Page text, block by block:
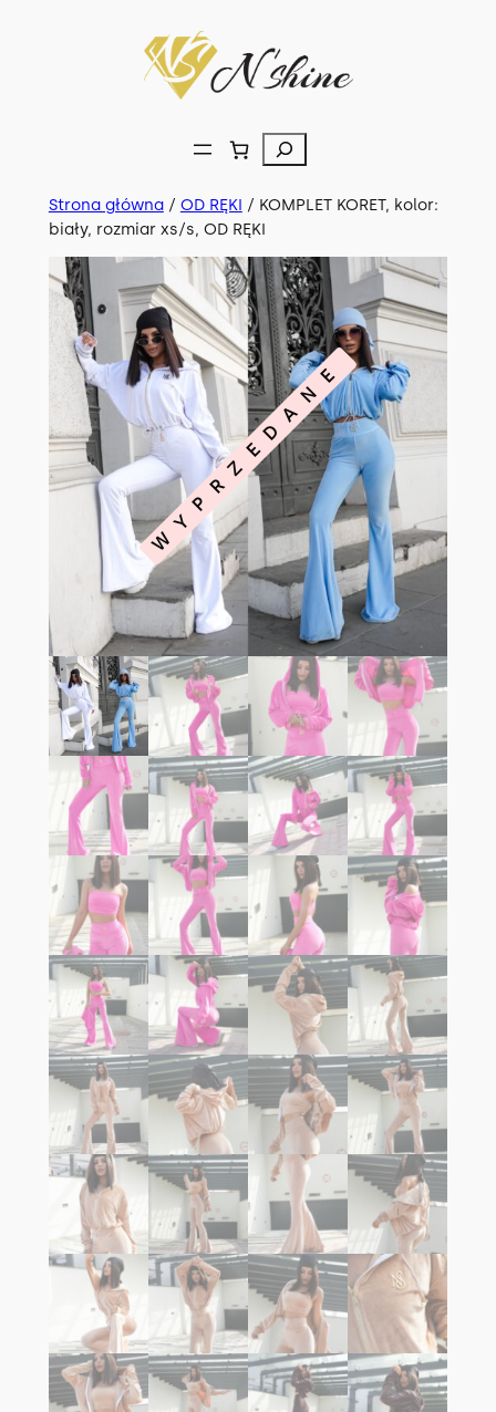
Szukaj
Strona główna/ OD RĘKI / KOMPLET KORET, kolor:
biały, rozmiar xs/s, OD RĘKI
WYPRZEDANE